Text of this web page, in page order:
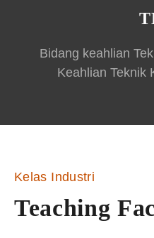
Bidang keahlian
Keahlian Teknik
Kelas Industri
Teaching